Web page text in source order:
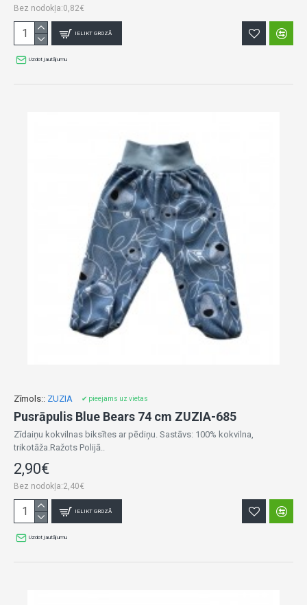
Bez nodokļa:0,82€
IELIKT GROZĀ
Uzdot jautājumu
Zīmols:: ZUZIA ✔ pieejams uz vietas
Pusrāpulis Blue Bears 74 cm ZUZIA-685
Zīdaiņu kokvilnas biksītes ar pēdiņu. Sastāvs: 100% kokvilna,
trikotāža.Ražots Polijā..
2,90€
Bez nodokļa:2,40€
IELIKT GROZĀ
Uzdot jautājumu